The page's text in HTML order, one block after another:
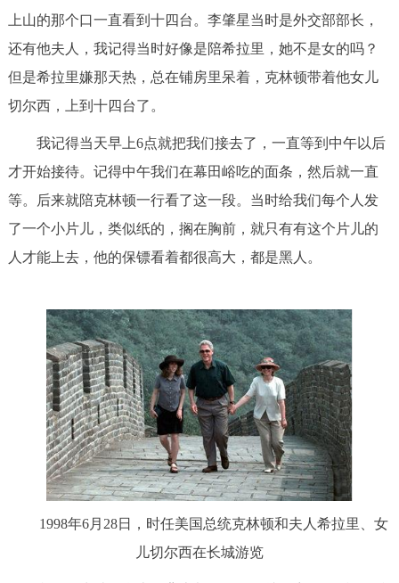
上山的那个口一直看到十四台。李肇星当时是外交部部长，
还有他夫人，我记得当时好像是陪希拉里，她不是女的吗？
但是希拉里嫌那天热，总在铺房里呆着，克林顿带着他女儿
切尔西，上到十四台了。
我记得当天早上6点就把我们接去了，一直等到中午以后
才开始接待。记得中午我们在幕田峪吃的面条，然后就一直
等。后来就陪克林顿一行看了这一段。当时给我们每个人发
了一个小片儿，类似纸的，搁在胸前，就只有有这个片儿的
人才能上去，他的保镖看着都很高大，都是黑人。
1998年6月28日，时任美国总统克林顿和夫人希拉里、女
儿切尔西在长城游览